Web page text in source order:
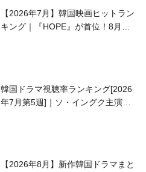
【2026年7月】韓国映画ヒットラン
キング｜『HOPE』が首位！8月公
韓国ドラマ視聴率ランキング[2026
年7月第5週]｜ソ・イングク主演の
【2026年8月】新作韓国ドラマまと